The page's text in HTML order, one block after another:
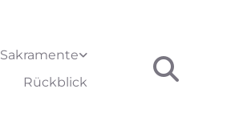
Sakramente
Rückblick